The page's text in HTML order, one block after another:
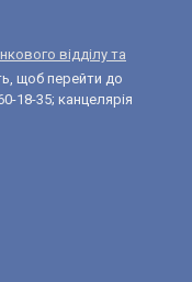
відділу та
щоб перейти до
18-35; канцелярія